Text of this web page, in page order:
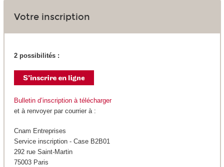
Votre inscription
2 possibilités :
Bulletin d’inscription à télécharger
et à renvoyer par courrier à :
Cnam Entreprises
Service inscription - Case B2B01
292 rue Saint-Martin
75003 Paris